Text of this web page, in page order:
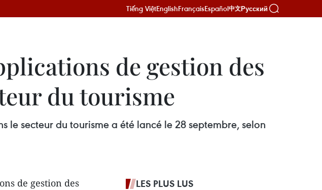
Tiếng ViệtEnglishFrançaisEspañol中文Русский
de gestion des
du tourisme
le secteur du tourisme a été lancé le 28 septembre, selon
de gestion des
LES PLUS LUS